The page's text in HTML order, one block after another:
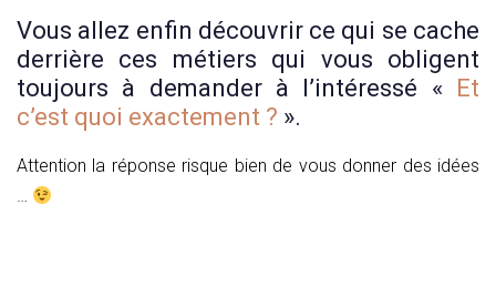
Vous allez enfin découvrir ce qui se cache
derrière ces métiers qui vous obligent
toujours à demander à l’intéressé «
Et
c’est quoi exactement ? ».
Attention la réponse risque bien de vous donner des idées
…